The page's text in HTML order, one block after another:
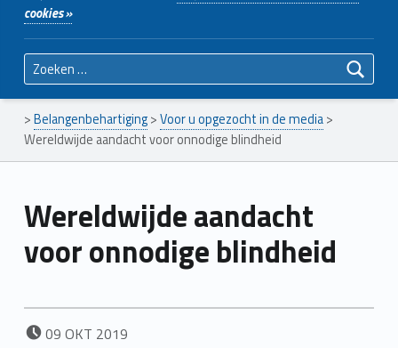
cookies »
Zoeken naar:
>Belangenbehartiging>Voor u opgezocht in de media>
Wereldwijde aandacht voor onnodige blindheid
Wereldwijde aandacht
voor onnodige blindheid
POSTED ON:
09 OKT 2019